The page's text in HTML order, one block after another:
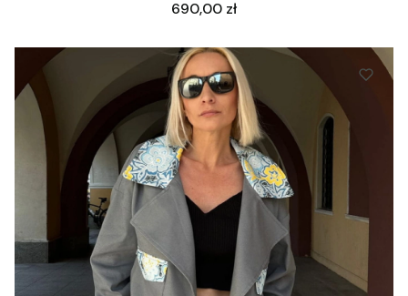
Cena
690,00 zł